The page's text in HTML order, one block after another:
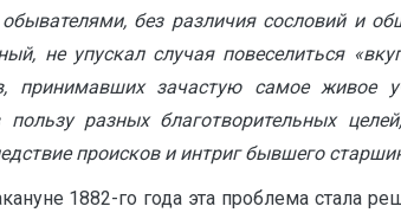
без различия сословий и
не упускал случая повеселиться
принимавших зачастую самое живое
пользу разных благотворительных
происков и интриг бывшего
1882-го года эта проблема стала